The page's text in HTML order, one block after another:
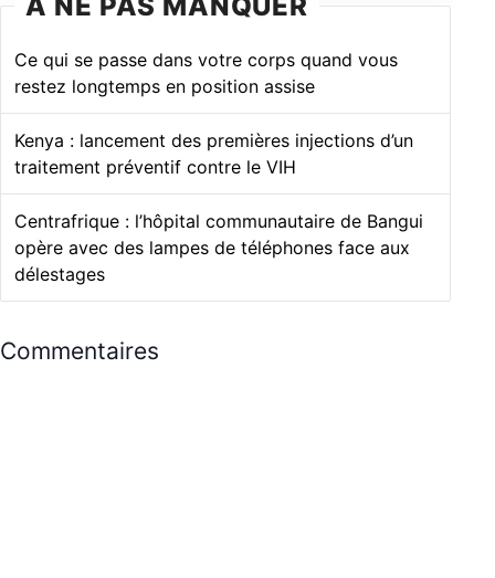
Ce qui se passe dans votre corps quand vous
restez longtemps en position assise
Kenya : lancement des premières injections d’un
traitement préventif contre le VIH
Centrafrique : l’hôpital communautaire de Bangui
opère avec des lampes de téléphones face aux
délestages
Commentaires